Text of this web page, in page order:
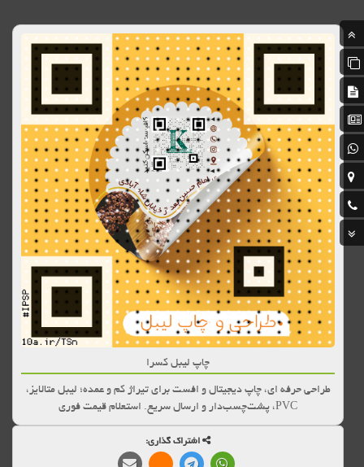
چاپ لیبل کسرا
طراحی حرفه ای، چاپ دیجیتال و افست برای تیراژ کم و عمده؛ لیبل متالایز،
PVC، پشت‌چسب‌دار و ارسال سریع. استعلام قیمت فوری
اشتراک گذاری: